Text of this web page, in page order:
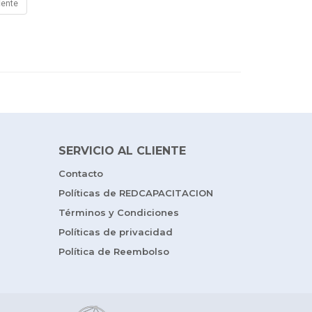
SERVICIO AL CLIENTE
Contacto
Políticas de REDCAPACITACION
Términos y Condiciones
Políticas de privacidad
Política de Reembolso